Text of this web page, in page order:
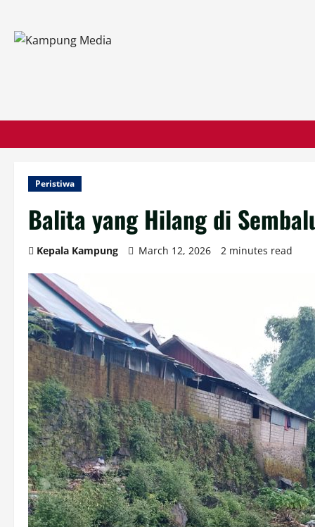
Peristiwa
Balita yang Hilang di
Kepala Kampung March 12, 2026 2 minutes read